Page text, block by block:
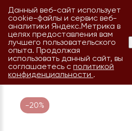
-20%
Данный веб-сайт использует
cookie-файлы и сервис веб-
аналитики Яндекс.Метрика в
целях предоставления вам
лучшего пользовательского
опыта. Продолжая
использовать данный сайт, вы
соглашаетесь сполитикой
конфиденциальности .